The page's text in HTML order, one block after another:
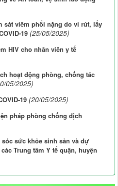
sát viêm phổi nặng do vi rút, lấy
19 (25/05/2025)
HIV cho nhân viên y tế
hoạt động phòng, chống tác
05/2025)
19 (20/05/2025)
pháp phòng chống dịch
sức khỏe sinh sản và dự
Trung tâm Y tế quận, huyện